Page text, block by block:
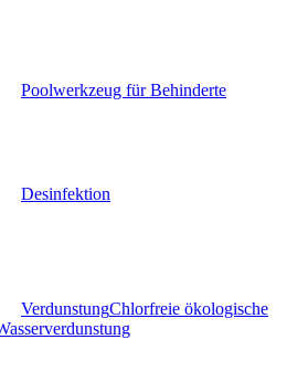
Poolwerkzeug für Behinderte
Desinfektion
VerdunstungChlorfreie ökologische